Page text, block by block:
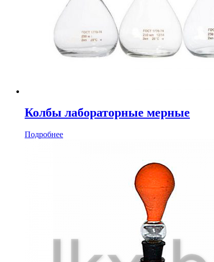
Колбы лабораторные мерные
Подробнее